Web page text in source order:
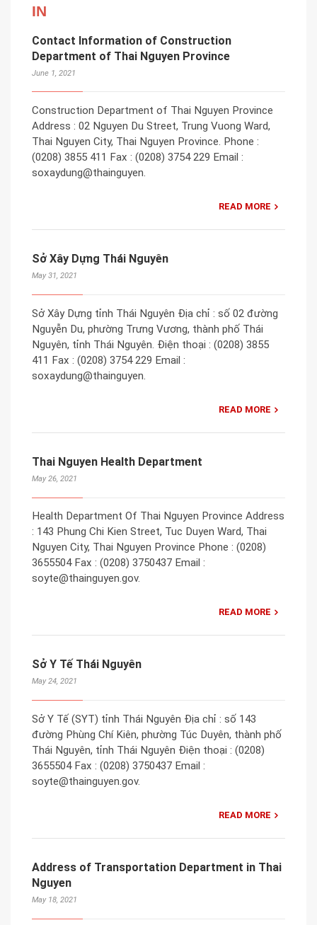
IN
Contact Information of Construction
Department of Thai Nguyen Province
June 1, 2021
Construction Department of Thai Nguyen Province
Address : 02 Nguyen Du Street, Trung Vuong Ward,
Thai Nguyen City, Thai Nguyen Province. Phone :
(0208) 3855 411 Fax : (0208) 3754 229 Email :
soxaydung@thainguyen.
READ MORE
Sở Xây Dựng Thái Nguyên
May 31, 2021
Sở Xây Dựng tỉnh Thái Nguyên Địa chỉ : số 02 đường
Nguyễn Du, phường Trưng Vương, thành phố Thái
Nguyên, tỉnh Thái Nguyên. Điện thoại : (0208) 3855
411 Fax : (0208) 3754 229 Email :
soxaydung@thainguyen.
READ MORE
Thai Nguyen Health Department
May 26, 2021
Health Department Of Thai Nguyen Province Address
: 143 Phung Chi Kien Street, Tuc Duyen Ward, Thai
Nguyen City, Thai Nguyen Province Phone : (0208)
3655504 Fax : (0208) 3750437 Email :
soyte@thainguyen.gov.
READ MORE
Sở Y Tế Thái Nguyên
May 24, 2021
Sở Y Tế (SYT) tỉnh Thái Nguyên Địa chỉ : số 143
đường Phùng Chí Kiên, phường Túc Duyên, thành phố
Thái Nguyên, tỉnh Thái Nguyên Điện thoại : (0208)
3655504 Fax : (0208) 3750437 Email :
soyte@thainguyen.gov.
READ MORE
Address of Transportation Department in Thai
Nguyen
May 18, 2021